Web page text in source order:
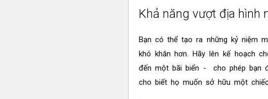
Khả năng vượt địa hình
Bạn có thể tạo ra những kỷ niệm
khó khăn hơn. Hãy lên kế hoạch
đến một bãi biển - cho phép bạn
cho biết họ muốn sở hữu một